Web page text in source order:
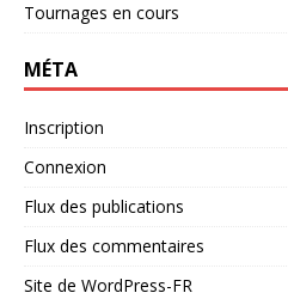
Tournages en cours
MÉTA
Inscription
Connexion
Flux des publications
Flux des commentaires
Site de WordPress-FR